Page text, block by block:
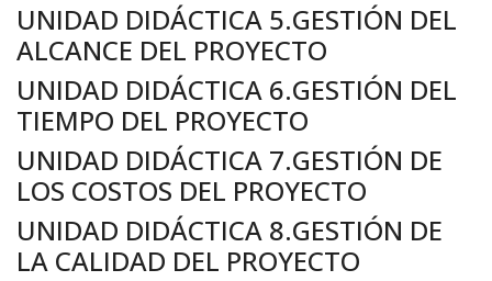
UNIDAD DIDÁCTICA 5.GESTIÓN DEL
ALCANCE DEL PROYECTO
UNIDAD DIDÁCTICA 6.GESTIÓN DEL
TIEMPO DEL PROYECTO
UNIDAD DIDÁCTICA 7.GESTIÓN DE
LOS COSTOS DEL PROYECTO
UNIDAD DIDÁCTICA 8.GESTIÓN DE
LA CALIDAD DEL PROYECTO